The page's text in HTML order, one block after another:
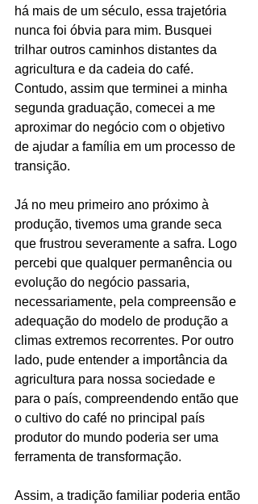
há mais de um século, essa trajetória
nunca foi óbvia para mim. Busquei
trilhar outros caminhos distantes da
agricultura e da cadeia do café.
Contudo, assim que terminei a minha
segunda graduação, comecei a me
aproximar do negócio com o objetivo
de ajudar a família em um processo de
transição.
Já no meu primeiro ano próximo à
produção, tivemos uma grande seca
que frustrou severamente a safra. Logo
percebi que qualquer permanência ou
evolução do negócio passaria,
necessariamente, pela compreensão e
adequação do modelo de produção a
climas extremos recorrentes. Por outro
lado, pude entender a importância da
agricultura para nossa sociedade e
para o país, compreendendo então que
o cultivo do café no principal país
produtor do mundo poderia ser uma
ferramenta de transformação.
Assim, a tradição familiar poderia então